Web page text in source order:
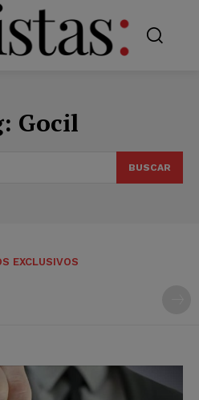
Gocil
BUSCAR
EXCLUSIVOS